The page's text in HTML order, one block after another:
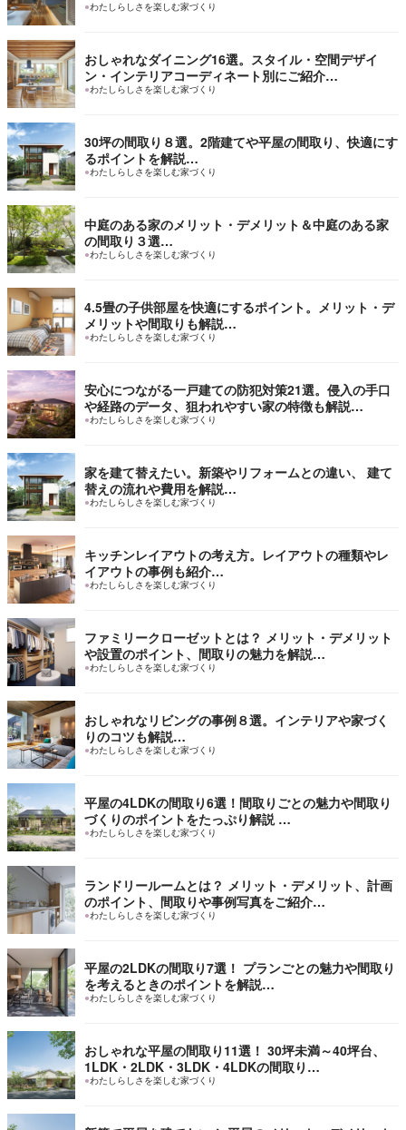
●わたしらしさを楽しむ家づくり
おしゃれなダイニング16選。スタイル・空間デザイ
ン・インテリアコーディネート別にご紹介…
●わたしらしさを楽しむ家づくり
30坪の間取り８選。2階建てや平屋の間取り、快適にす
るポイントを解説…
●わたしらしさを楽しむ家づくり
中庭のある家のメリット・デメリット＆中庭のある家
の間取り３選…
●わたしらしさを楽しむ家づくり
4.5畳の子供部屋を快適にするポイント。メリット・デ
メリットや間取りも解説…
●わたしらしさを楽しむ家づくり
安心につながる一戸建ての防犯対策21選。侵入の手口
や経路のデータ、狙われやすい家の特徴も解説…
●わたしらしさを楽しむ家づくり
家を建て替えたい。新築やリフォームとの違い、 建て
替えの流れや費用を解説…
●わたしらしさを楽しむ家づくり
キッチンレイアウトの考え方。レイアウトの種類やレ
イアウトの事例も紹介…
●わたしらしさを楽しむ家づくり
ファミリークローゼットとは？ メリット・デメリット
や設置のポイント、間取りの魅力を解説…
●わたしらしさを楽しむ家づくり
おしゃれなリビングの事例８選。インテリアや家づく
りのコツも解説…
●わたしらしさを楽しむ家づくり
平屋の4LDKの間取り6選！間取りごとの魅力や間取り
づくりのポイントをたっぷり解説 …
●わたしらしさを楽しむ家づくり
ランドリールームとは？ メリット・デメリット、計画
のポイント、間取りや事例写真をご紹介…
●わたしらしさを楽しむ家づくり
平屋の2LDKの間取り7選！ プランごとの魅力や間取り
を考えるときのポイントを解説…
●わたしらしさを楽しむ家づくり
おしゃれな平屋の間取り11選！ 30坪未満～40坪台、
1LDK・2LDK・3LDK・4LDKの間取り…
●わたしらしさを楽しむ家づくり